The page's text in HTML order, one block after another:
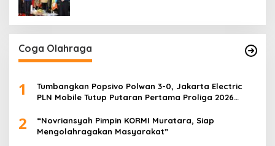
Coga Olahraga
1
Tumbangkan Popsivo Polwan 3-0, Jakarta Electric
PLN Mobile Tutup Putaran Pertama Proliga 2026
2
“Novriansyah Pimpin KORMI Muratara, Siap
Mengolahragakan Masyarakat”